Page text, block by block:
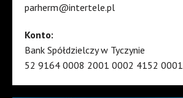
parherm@intertele.pl
Konto:
Bank Spółdzielczy w Tyczynie
52 9164 0008 2001 0002 4152 0001